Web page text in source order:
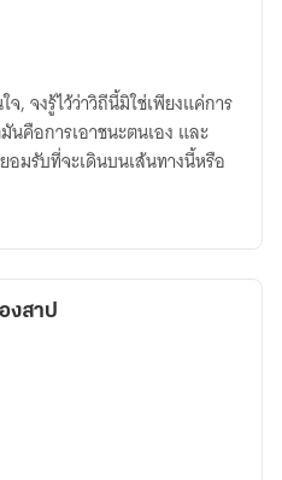
, จงรู้ไว้ว่าวิถีนี้มิใช่เพียงแค่การ
คือการเอาชนะตนเอง และ
อมรับที่จะเดินบนเส้นทางนี้หรือ
งสาป